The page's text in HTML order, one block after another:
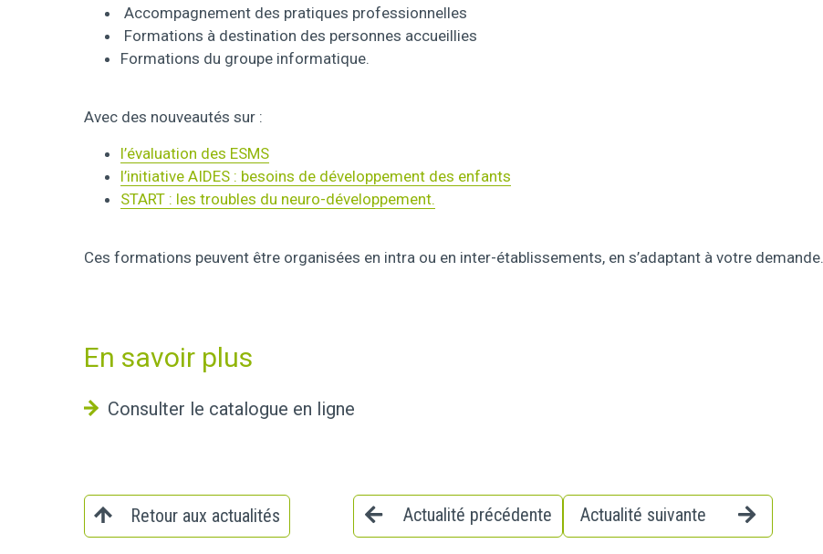
Accompagnement des pratiques professionnelles
Formations à destination des personnes accueillies
Formations du groupe informatique.
Avec des nouveautés sur :
l’évaluation des ESMS
l’initiative AIDES : besoins de développement des enfants
START : les troubles du neuro-développement.
Ces formations peuvent être organisées en intra ou en inter-établissements, en s’adaptant à votre demande.
En savoir plus
Consulter le catalogue en ligne
Retour aux actualités Actualité précédente Actualité suivante